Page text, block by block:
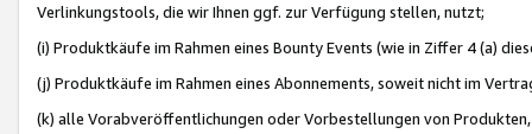
Verlinkungstools, die wir Ihnen ggf. zur Verfügung stellen, nutzt;
(i) Produktkäufe im Rahmen eines Bounty Events (wie in Ziffer 4 (a)
(j) Produktkäufe im Rahmen eines Abonnements, soweit nicht im
(k) alle Vorabveröffentlichungen oder Vorbestellungen von